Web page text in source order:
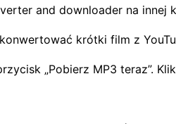
and downloader na innej
krótki film z
„Pobierz MP3 teraz”.